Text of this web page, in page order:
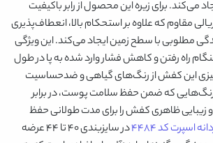
می‌کند. برای زیره این محصول از رابر باکیفیت
مقاوم که علاوه بر استحکام بالا، انعطاف‌پذیری
مطلوبی با سطح زمین ایجاد می‌کند. این ویژگی
راه رفتن و کاهش فشار وارد شده به پا در طول
این کفش از رنگ‌های گیاهی و ضدحساسیت
که ضمن حفظ سلامت پوست، در برابر
زیبایی ظاهری کفش را برای مدت طولانی حفظ
کد ۴۴۸۴
در سایزبندی 40 تا 44 عرضه